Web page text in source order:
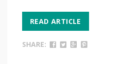
READ ARTICLE
SHARE: